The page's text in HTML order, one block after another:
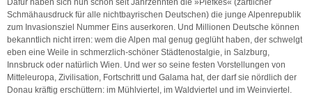
Dafür haben sich nun schon seit Jahrzehnten die »Piefkes« (zärtlicher
Schmähausdruck für alle nichtbayrischen Deutschen) die junge Alpenrepublik
zum Invasionsziel Nummer Eins auserkoren. Und Millionen Deutsche können
bekanntlich nicht irren: wem die Alpen mal genug geglüht haben, der schwelgt
eben eine Weile in schmerzlich-schöner Städtenostalgie, in Salzburg,
Innsbruck oder natürlich Wien. Und wer so seine festen Vorstellungen von
Mitteleuropa, Zivilisation, Fortschritt und Galama hat, der darf sie nördlich der
Donau kräftig erschüttern: im Mühlviertel, im Waldviertel und im Weinviertel.